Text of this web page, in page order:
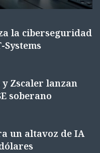
la ciberseguridad
Zscaler lanzan
soberano
un altavoz de IA